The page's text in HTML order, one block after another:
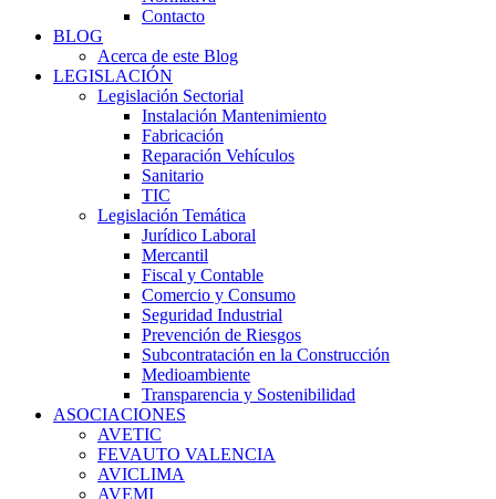
Contacto
BLOG
Acerca de este Blog
LEGISLACIÓN
Legislación Sectorial
Instalación Mantenimiento
Fabricación
Reparación Vehículos
Sanitario
TIC
Legislación Temática
Jurídico Laboral
Mercantil
Fiscal y Contable
Comercio y Consumo
Seguridad Industrial
Prevención de Riesgos
Subcontratación en la Construcción
Medioambiente
Transparencia y Sostenibilidad
ASOCIACIONES
AVETIC
FEVAUTO VALENCIA
AVICLIMA
AVEMI